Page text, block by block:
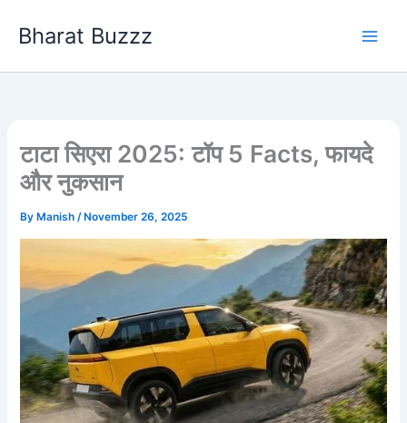
Bharat Buzzz
टाटा सिएरा 2025: टॉप 5 Facts, फायदे
और नुकसान
ByManish /November 26, 2025